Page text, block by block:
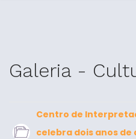
Galeria -
Centro de
celebra dois anos